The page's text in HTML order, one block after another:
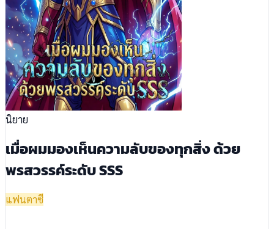
นิยาย
เมื่อผมมองเห็นความลับของทุกสิ่ง ด้วย
พรสวรรค์ระดับ SSS
แฟนตาซี